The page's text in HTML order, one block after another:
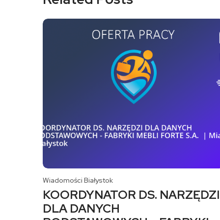
Wiadomości Białystok
KOORDYNATOR DS. NARZĘDZI
DLA DANYCH